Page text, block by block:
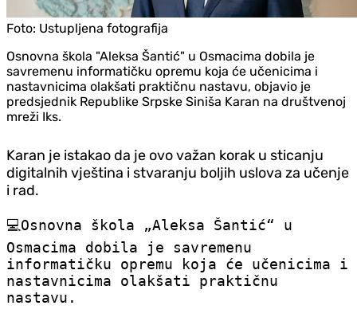
Foto: Ustupljena fotografija
Osnovna škola "Aleksa Šantić" u Osmacima dobila je
savremenu informatičku opremu koja će učenicima i
nastavnicima olakšati praktičnu nastavu, objavio je
predsjednik Republike Srpske Siniša Karan na društvenoj
mreži Iks.
Karan je istakao da je ovo važan korak u sticanju
digitalnih vještina i stvaranju boljih uslova za učenje
i rad.
💻Osnovna škola „Aleksa Šantić“ u
Osmacima dobila je savremenu
informatičku opremu koja će učenicima i
nastavnicima olakšati praktičnu
nastavu.